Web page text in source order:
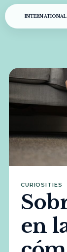
CURIOSITIES
en